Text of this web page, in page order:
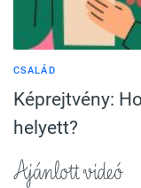
CSALÁD
Képrejtvény:
helyett?
Ajánlott videó